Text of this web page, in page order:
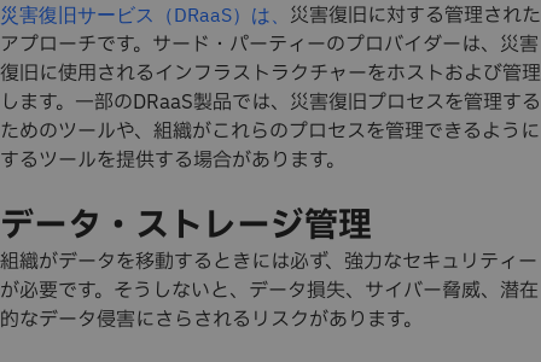
災害復旧サービス（DRaaS）は、 災害復旧に対する管理された
アプローチです。サード・パーティーのプロバイダーは、災害
復旧に使用されるインフラストラクチャーをホストおよび管理
します。一部のDRaaS製品では、災害復旧プロセスを管理する
ためのツールや、組織がこれらのプロセスを管理できるように
するツールを提供する場合があります。
データ・ストレージ管理
組織がデータを移動するときには必ず、強力なセキュリティー
が必要です。そうしないと、データ損失、サイバー脅威、潜在
的なデータ侵害にさらされるリスクがあります。